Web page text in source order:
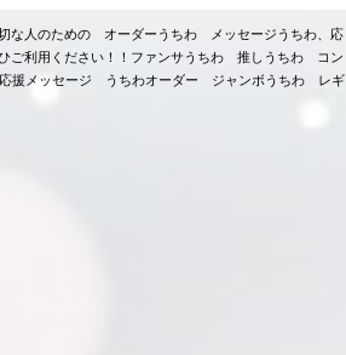
人のための オーダーうちわ メッセージうちわ、応
ご利用ください！！ファンサうちわ 推しうちわ コン
援メッセージ うちわオーダー ジャンボうちわ レギ